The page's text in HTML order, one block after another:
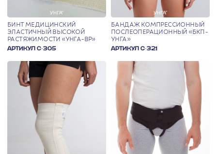
БИНТ МЕДИЦИНСКИЙ
ЭЛАСТИЧНЫЙ ВЫСОКОЙ
РАСТЯЖИМОСТИ «УНГА-ВР»
АРТИКУЛ С-305
БАНДАЖ КОМПРЕССИОННЫЙ
ПОСЛЕОПЕРАЦИОННЫЙ «БКП-
УНГА»
АРТИКУЛ С-321